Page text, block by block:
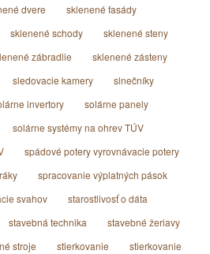
dvere
sklenené fasády
sklenené schody
sklenené steny
zábradlie
sklenené zásteny
sledovacie kamery
slnečníky
invertory
solárne panely
solárne systémy na ohrev TÚV
spádové potery vyrovnávacie potery
spracovanie výplatných pások
svahov
starostlivosť o dáta
stavebná technika
stavebné žeriavy
stroje stierkovanie
stierkovanie